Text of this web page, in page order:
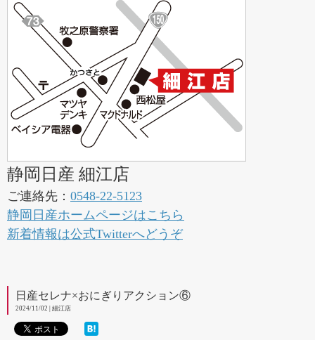
静岡日産 細江店
ご連絡先： 0548-22-5123
静岡日産ホームページはこちら
新着情報は公式Twitterへどうぞ
日産セレナ×おにぎりアクション⑥
2024/11/02 | 細江店